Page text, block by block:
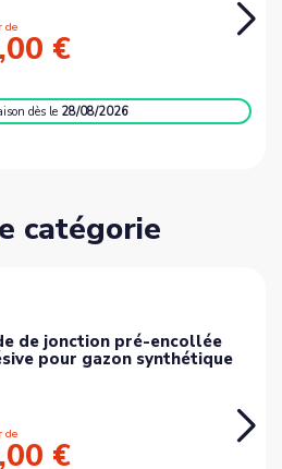
de
€
dès le 28/08/2026
catégorie
de jonction pré-encollée
pour gazon synthétique
de
€